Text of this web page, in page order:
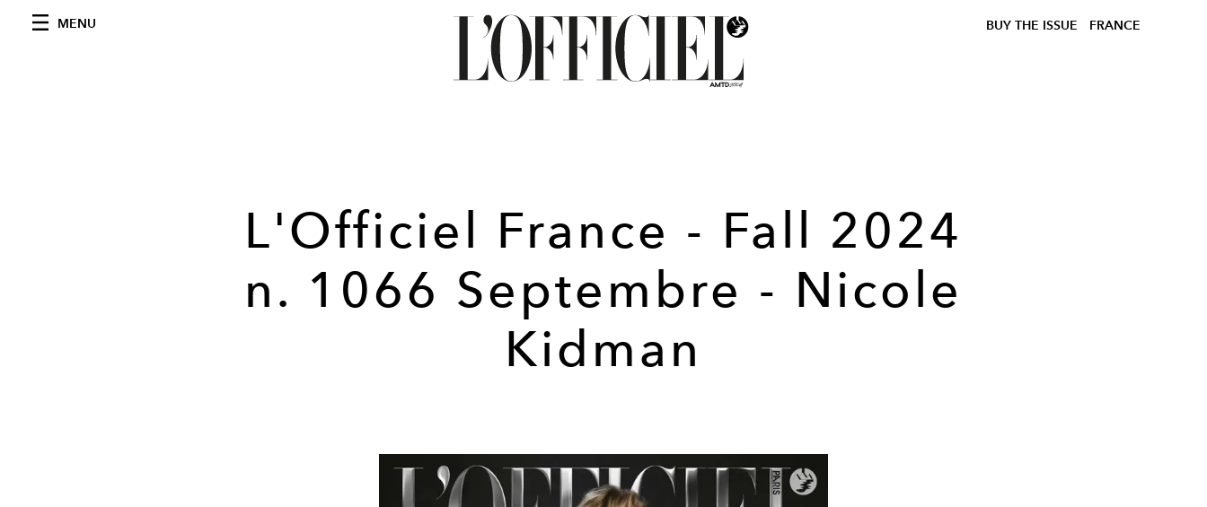
MENU BUY THE ISSUE FRANCE
L'Officiel France - Fall 2024
n. 1066 Septembre - Nicole
Kidman